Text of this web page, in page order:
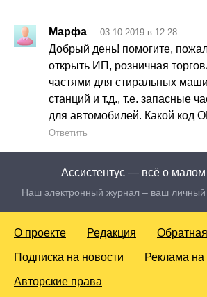
Марфа 03.10.2019 в 12:28
Добрый день! помогите,
открыть ИП, розничная
частями для стиральных
станций и т.д., т.е. запасные
для автомобилей. Какой код
Ответить
Ассистентус — всё о малом
Наш электронный журнал – ваш личный
О проекте Редакция
Подписка на новости Реклама на
Авторские права